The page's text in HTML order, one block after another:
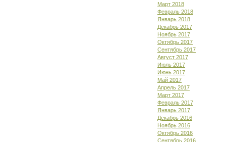
Март 2018
Февраль 2018
Январь 2018
Декабрь 2017
Ноябрь 2017
Октябрь 2017
Сентябрь 2017
Август 2017
Июль 2017
Июнь 2017
Май 2017
Апрель 2017
Март 2017
Февраль 2017
Январь 2017
Декабрь 2016
Ноябрь 2016
Октябрь 2016
Сентябрь 2016